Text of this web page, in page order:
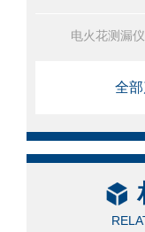
电火花测漏仪
全